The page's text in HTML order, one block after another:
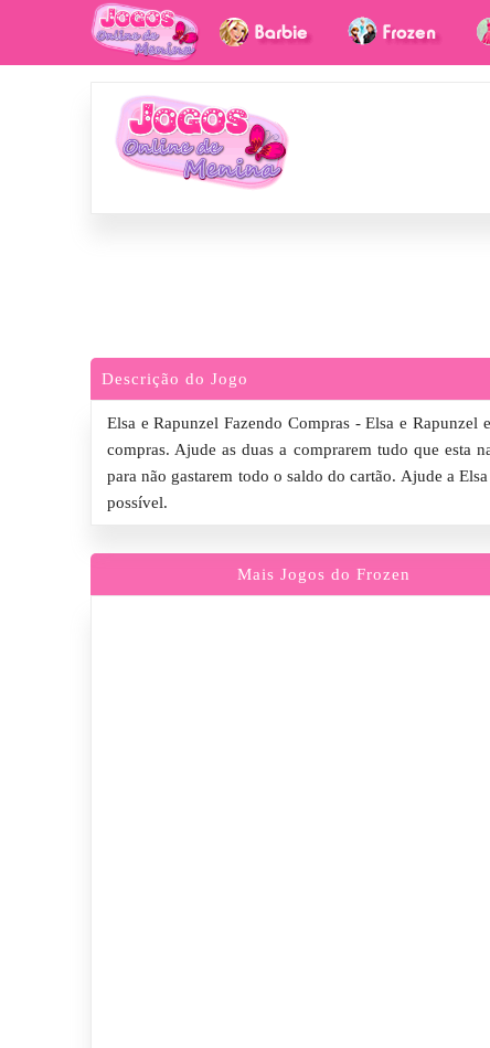
Descrição do Jogo
Elsa e Rapunzel Fazendo Compras - Elsa e
compras. Ajude as duas a comprarem tudo que esta
para não gastarem todo o saldo do cartão. Ajude a
possível.
Mais Jogos do Frozen